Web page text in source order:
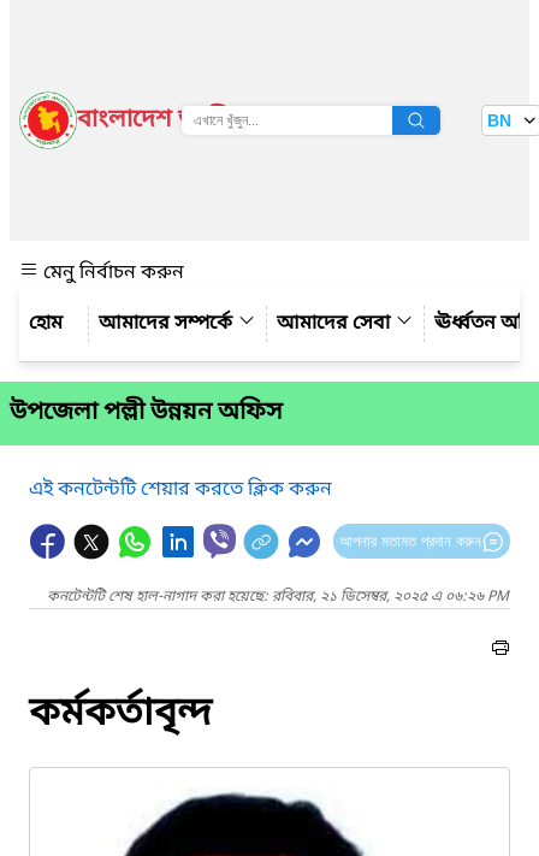
বাংলাদেশ জাতীয় তথ্য বাতায়ন BN
মেনু নির্বাচন করুন
আমাদের সম্পর্কে
আমাদের সেবা ঊর্ধ্বতন
উপজেলা পল্লী উন্নয়ন অফিস
এই কনটেন্টটি শেয়ার করতে ক্লিক করুন
আপনার মতামত প্রদান করুন
কনটেন্টটি শেষ হাল-নাগাদ করা হয়েছে: রবিবার, ২১ ডিসেম্বর, ২০২৫ এ ০৬:২৬ PM
কর্মকর্তাবৃন্দ